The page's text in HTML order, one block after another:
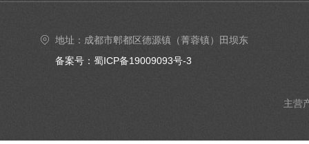
地址：成都市郫都区德源镇（菁蓉镇）田坝东
街6号4楼402号室
备案号：蜀ICP备19009093号-3
主营